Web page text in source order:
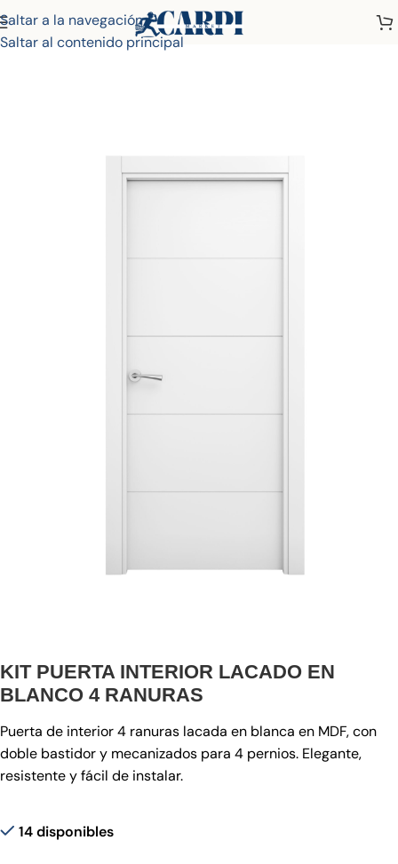
Saltar a la navegación
Saltar al contenido principal
Inicio Tienda Puertas Lacadas Puertas 4 Ranuras
KIT PUERTA INTERIOR LACADO EN
BLANCO 4 RANURAS
Puerta de interior 4 ranuras lacada en blanca en MDF, con
doble bastidor y mecanizados para 4 pernios. Elegante,
resistente y fácil de instalar.
14 disponibles